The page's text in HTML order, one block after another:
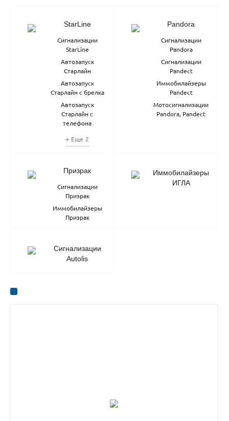
StarLine
Сигнализации
StarLine
Автозапуск
Старлайн
Автозапуск
Старлайн с брелка
Автозапуск
Старлайн с
телефона
Еще 2
Pandora
Сигнализации
Pandora
Сигнализации
Pandect
Иммобилайзеры
Pandect
Мотосигнализации
Pandora, Pandect
Призрак
Сигнализации
Призрак
Иммобилайзеры
Призрак
Иммобилайзеры
ИГЛА
Сигнализации
Autolis